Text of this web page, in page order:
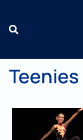
Inhalt
springen
Teenies